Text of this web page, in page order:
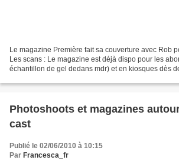
Le magazine Première fait sa couverture avec Rob
Les scans : Le magazine est déjà dispo pour les
échantillon de gel dedans mdr) et en kiosques dès
Photoshoots et magazines
cast
Publié le 02/06/2010 à 10:15
Par Francesca_fr